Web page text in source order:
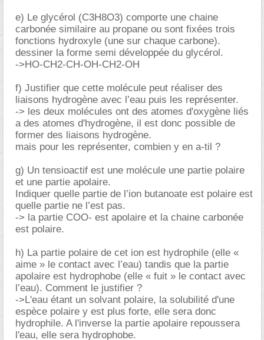
e) Le glycérol (C3H8O3) comporte une chaine
carbonée similaire au propane ou sont fixées trois
fonctions hydroxyle (une sur chaque carbone).
dessiner la forme semi développée du glycérol.
->HO-CH2-CH-OH-CH2-OH
f) Justifier que cette molécule peut réaliser des
liaisons hydrogène avec l’eau puis les représenter.
-> les deux molécules ont des atomes d'oxygène liés
a des atomes d'hydrogène, il est donc possible de
former des liaisons hydrogène.
mais pour les représenter, combien y en a-til ?
g) Un tensioactif est une molécule une partie polaire
et une partie apolaire.
Indiquer quelle partie de l’ion butanoate est polaire est
quelle partie ne l’est pas.
-> la partie COO- est apolaire et la chaine carbonée
est polaire.
h) La partie polaire de cet ion est hydrophile (elle «
aime » le contact avec l’eau) tandis que la partie
apolaire est hydrophobe (elle « fuit » le contact avec
l’eau). Comment le justifier ?
->L'eau étant un solvant polaire, la solubilité d'une
espèce polaire y est plus forte, elle sera donc
hydrophile. A l'inverse la partie apolaire repoussera
l'eau, elle sera hydrophobe.